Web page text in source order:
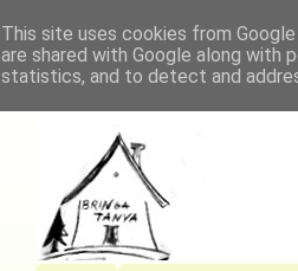
This site uses cookies from
are shared with Google along with
statistics, and to detect and